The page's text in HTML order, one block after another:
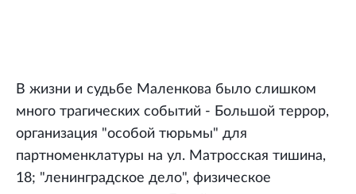
В жизни и судьбе Маленкова было слишком
много трагических событий - Большой террор,
организация "особой тюрьмы" для
партноменклатуры на ул. Матросская тишина,
18; "ленинградское дело", физическое